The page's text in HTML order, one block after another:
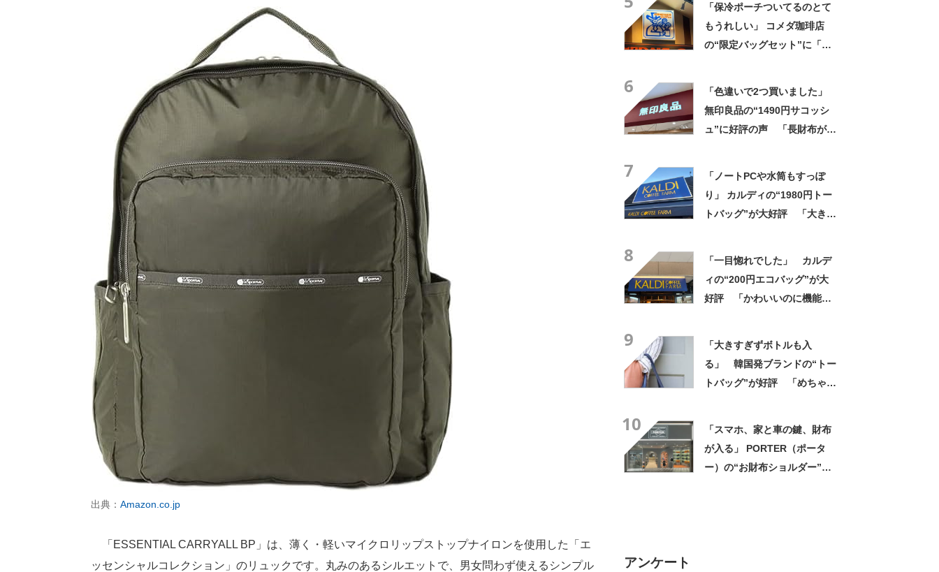
出典： Amazon.co.jp
「ESSENTIAL CARRYALL BP」は、薄く・軽いマイクロリップストップナイロンを使用した「エ
ッセンシャルコレクション」のリュックです。丸みのあるシルエットで、男女問わず使えるシンプル
「保冷ポーチついてるのとて
もうれしい」 コメダ珈琲店
の“限定バッグセット”に「ペ
6
「色違いで2つ買いました」
無印良品の“1490円サコッシ
ュ”に好評の声 「長財布が横
7
「ノートPCや水筒もすっぽ
り」 カルディの“1980円トー
トバッグ”が大好評 「大きさ
8
「一目惚れでした」 カルデ
ィの“200円エコバッグ”が大
好評 「かわいいのに機能
9
「大きすぎずボトルも入
る」 韓国発ブランドの“トー
トバッグ”が好評 「めちゃく
10
「スマホ、家と車の鍵、財布
が入る」 PORTER（ポータ
ー）の“お財布ショルダー”が
アンケート